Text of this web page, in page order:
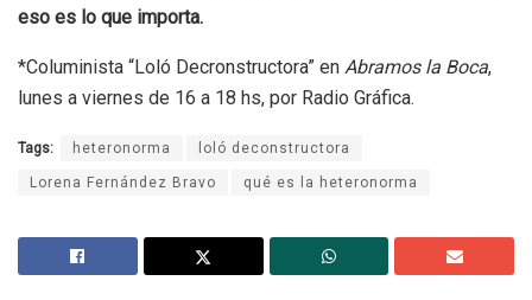
eso es lo que importa.
*Columinista “Loló Decronstructora” en Abramos la Boca,
lunes a viernes de 16 a 18 hs, por Radio Gráfica.
Tags: heteronorma loló deconstructora
Lorena Fernández Bravo qué es la heteronorma